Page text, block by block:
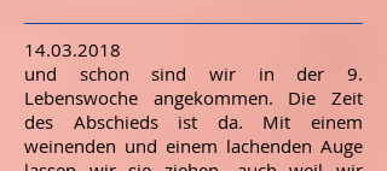
14.03.2018
und schon sind wir in der 9.
Lebenswoche angekommen. Die Zeit
des Abschieds ist da. Mit einem
weinenden und einem lachenden Auge